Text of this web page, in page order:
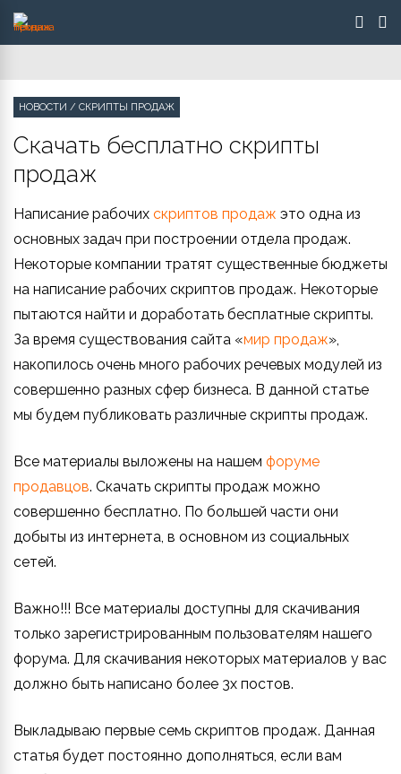
НОВОСТИ / СКРИПТЫ ПРОДАЖ
Скачать бесплатно скрипты
продаж
Написание рабочих скриптов продаж это одна из
основных задач при построении отдела продаж.
Некоторые компании тратят существенные бюджеты
на написание рабочих скриптов продаж. Некоторые
пытаются найти и доработать бесплатные скрипты.
За время существования сайта «мир продаж»,
накопилось очень много рабочих речевых модулей из
совершенно разных сфер бизнеса. В данной статье
мы будем публиковать различные скрипты продаж.
Все материалы выложены на нашем форуме
продавцов. Скачать скрипты продаж можно
совершенно бесплатно. По большей части они
добыты из интернета, в основном из социальных
сетей.
Важно!!! Все материалы доступны для скачивания
только зарегистрированным пользователям нашего
форума. Для скачивания некоторых материалов у вас
должно быть написано более 3х постов.
Выкладываю первые семь скриптов продаж. Данная
статья будет постоянно дополняться, если вам